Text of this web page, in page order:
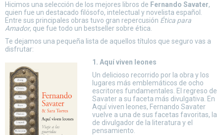
Hicimos una selección de los mejores libros de Fernando Savater,
quien fue un destacado filósofo, intelectual y novelista español.
Entre sus principales obras tuvo gran repercusión Ética para
Amador, que fue todo un bestseller sobre ética.
Te dejamos una pequeña lista de aquellos títulos que seguro vas a
disfrutar:
1. Aquí viven leones
Un delicioso recorrido por la obra y los
lugares más emblemáticos de ocho
escritores fundamentales. El regreso de
Savater a su faceta más divulgativa. En
Aquí viven leones, Fernando Savater
vuelve a una de sus facetas favoritas, la
de divulgador de la literatura y el
pensamiento.